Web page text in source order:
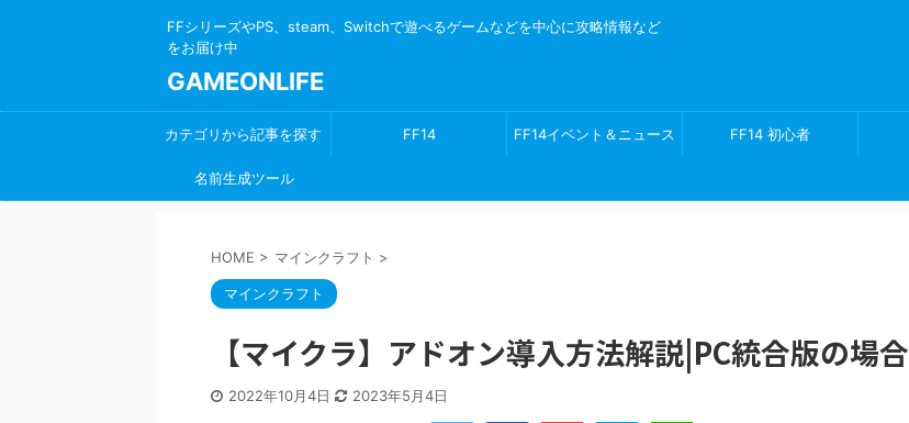
FFシリーズやPS、steam、Switchで遊べるゲームなどを中心に攻略情報など
をお届け中
GAMEONLIFE
カテゴリから記事を探す FF14 FF14イベント＆ニュース FF14 初心者
名前生成ツール
HOME > マインクラフト >
マインクラフト
【マイクラ】アドオン導入方法解説|PC統合版の場合
2022年10月4日 2023年5月4日